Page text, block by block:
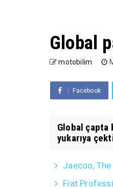
Global
motobilim
Facebook
Global çapta
yukarıya
Jaecoo,
Fiat